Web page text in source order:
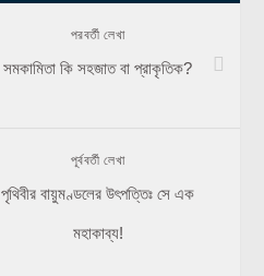
পরবর্তী লেখা
সমকামিতা কি সহজাত বা প্রাকৃতিক?
পূর্ববর্তী লেখা
পৃথিবীর বায়ুমণ্ডলের উৎপত্তিঃ সে এক
মহাকাব্য!